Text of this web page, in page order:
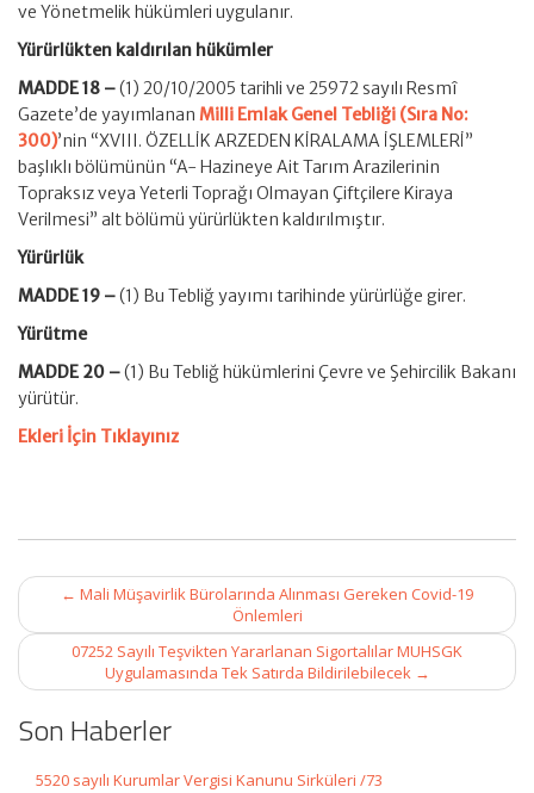
ve Yönetmelik hükümleri uygulanır.
Yürürlükten kaldırılan hükümler
MADDE 18 –(1) 20/10/2005 tarihli ve 25972 sayılı Resmî
Gazete’de yayımlanan Milli Emlak Genel Tebliği (Sıra No:
300)’nin “XVIII. ÖZELLİK ARZEDEN KİRALAMA İŞLEMLERİ”
başlıklı bölümünün “A- Hazineye Ait Tarım Arazilerinin
Topraksız veya Yeterli Toprağı Olmayan Çiftçilere Kiraya
Verilmesi” alt bölümü yürürlükten kaldırılmıştır.
Yürürlük
MADDE 19 –(1) Bu Tebliğ yayımı tarihinde yürürlüğe girer.
Yürütme
MADDE 20 –(1) Bu Tebliğ hükümlerini Çevre ve Şehircilik Bakanı
yürütür.
Ekleri İçin Tıklayınız
Post
navigation
← Mali Müşavirlik Bürolarında Alınması Gereken Covid-19
Önlemleri
07252 Sayılı Teşvikten Yararlanan Sigortalılar MUHSGK
Uygulamasında Tek Satırda Bildirilebilecek →
Son Haberler
5520 sayılı Kurumlar Vergisi Kanunu Sirküleri /73